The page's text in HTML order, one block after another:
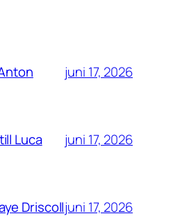
juni 17, 2026
Luca juni 17, 2026
Driscolljuni 17, 2026